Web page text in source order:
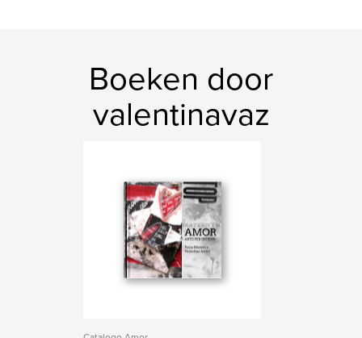
Boeken door
valentinavaz